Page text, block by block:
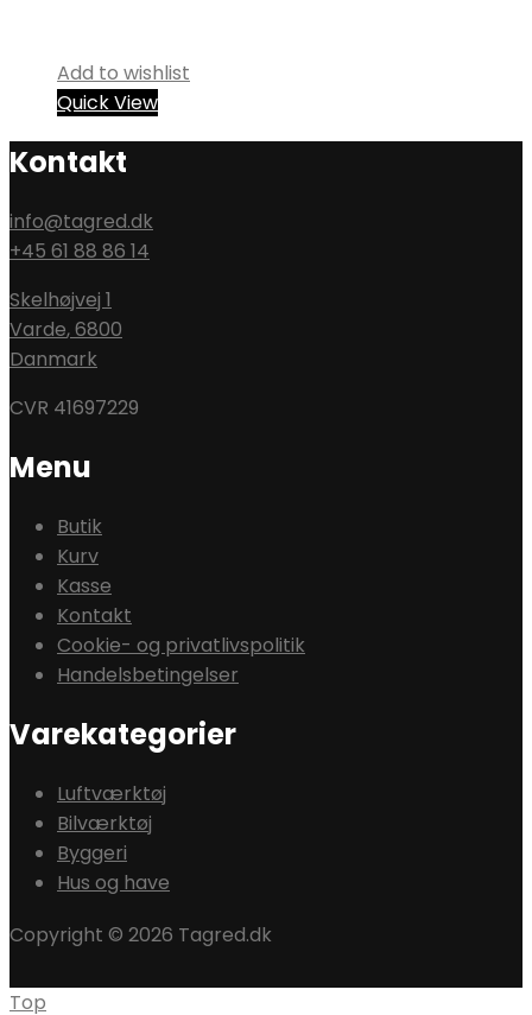
Add to wishlist
Quick View
Kontakt
info@tagred.dk
+45 61 88 86 14
Skelhøjvej 1
Varde,6800
Danmark
CVR 41697229
Menu
Butik
Kurv
Kasse
Kontakt
Cookie- og privatlivspolitik
Handelsbetingelser
Varekategorier
Luftværktøj
Bilværktøj
Byggeri
Hus og have
Copyright © 2026 Tagred.dk
Top